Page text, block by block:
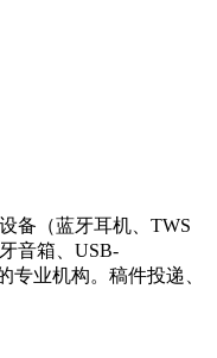
备（蓝牙耳机、TWS
音箱、USB-
专业机构。稿件投递、